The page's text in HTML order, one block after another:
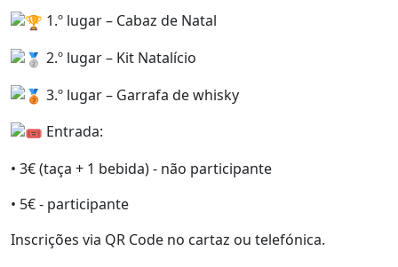
1.º lugar – Cabaz de Natal
2.º lugar – Kit Natalício
3.º lugar – Garrafa de whisky
Entrada:
• 3€ (taça + 1 bebida) - não participante
• 5€ - participante
Inscrições via QR Code no cartaz ou telefónica.